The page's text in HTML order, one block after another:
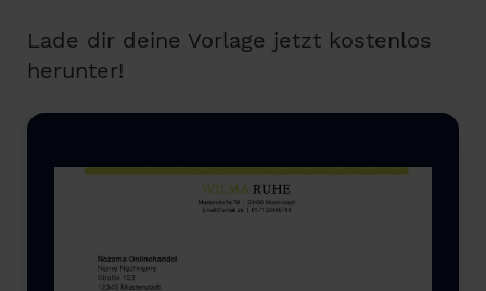
Lade dir deine Vorlage jetzt kostenlos
herunter!